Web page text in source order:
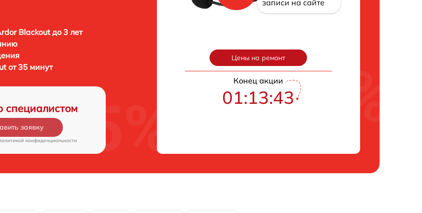
Blackout до 3 лет
от 35 минут
специалистом
заявку
конфиденциальности
записи на сайте
Цены на ремонт
Конец акции
01:13:42